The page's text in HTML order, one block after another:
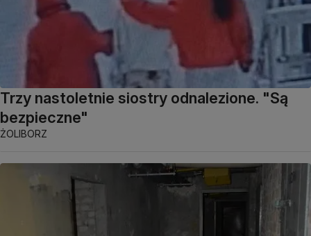
Trzy nastoletnie siostry odnalezione. "Są
bezpieczne"
ŻOLIBORZ